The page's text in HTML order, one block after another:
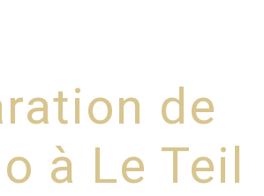
de
à Le Teil